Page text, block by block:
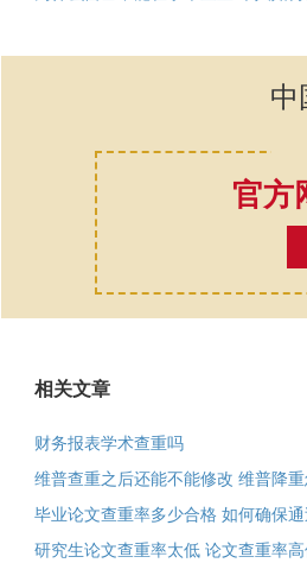
中
官方
相关文章
财务报表学术查重吗
维普查重之后还能不能修改 维普降重
毕业论文查重率多少合格 如何确保
研究生论文查重率太低 论文查重率